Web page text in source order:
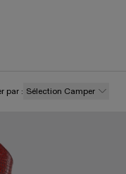
par : Sélection Camper